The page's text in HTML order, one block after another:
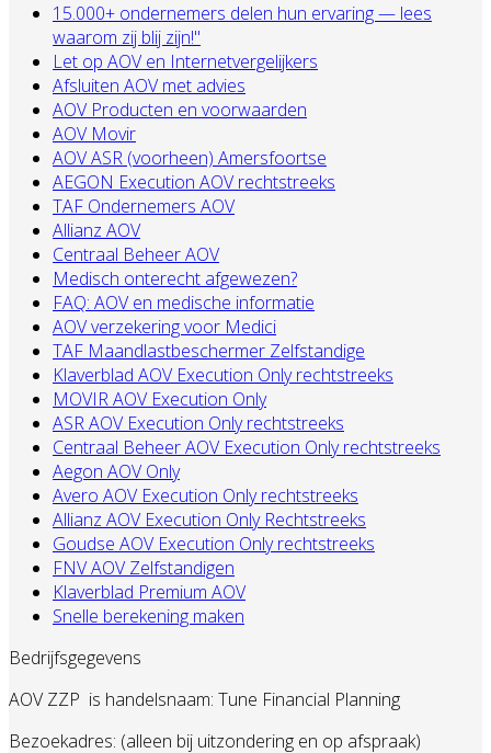
15.000+ ondernemers delen hun ervaring — lees
waarom zij blij zijn!"
Let op AOV en Internetvergelijkers
Afsluiten AOV met advies
AOV Producten en voorwaarden
AOV Movir
AOV ASR (voorheen) Amersfoortse
AEGON Execution AOV rechtstreeks
TAF Ondernemers AOV
Allianz AOV
Centraal Beheer AOV
Medisch onterecht afgewezen?
FAQ: AOV en medische informatie
AOV verzekering voor Medici
TAF Maandlastbeschermer Zelfstandige
Klaverblad AOV Execution Only rechtstreeks
MOVIR AOV Execution Only
ASR AOV Execution Only rechtstreeks
Centraal Beheer AOV Execution Only rechtstreeks
Aegon AOV Only
Avero AOV Execution Only rechtstreeks
Allianz AOV Execution Only Rechtstreeks
Goudse AOV Execution Only rechtstreeks
FNV AOV Zelfstandigen
Klaverblad Premium AOV
Snelle berekening maken
Bedrijfsgegevens
AOV ZZP is handelsnaam: Tune Financial Planning
Bezoekadres: (alleen bij uitzondering en op afspraak)